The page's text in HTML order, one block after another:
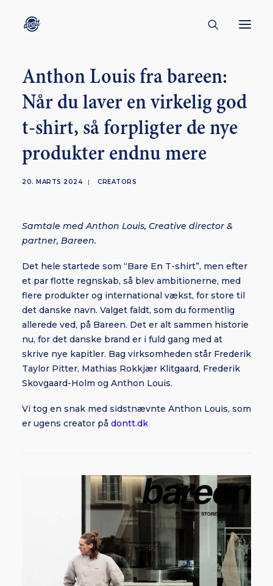
CONTACT
ABOUT
ENGLISH
CREATORS
SUBSCRIBE
Anthon Louis fra bareen:
Når du laver en virkelig god
t-shirt, så forpligter de nye
produkter endnu mere
20. MARTS 2024 | CREATORS
Samtale med Anthon Louis, Creative director &
partner, Bareen.
Det hele startede som “Bare En T-shirt”, men efter
et par flotte regnskab, så blev ambitionerne, med
flere produkter og international vækst, for store til
det danske navn. Valget faldt, som du formentlig
allerede ved, på Bareen. Det er alt sammen historie
nu, for det danske brand er i fuld gang med at
skrive nye kapitler. Bag virksomheden står Frederik
Taylor Pitter, Mathias Rokkjær Klitgaard, Frederik
Skovgaard-Holm og Anthon Louis.
Vi tog en snak med sidstnævnte Anthon Louis, som
er ugens creator på dontt.dk